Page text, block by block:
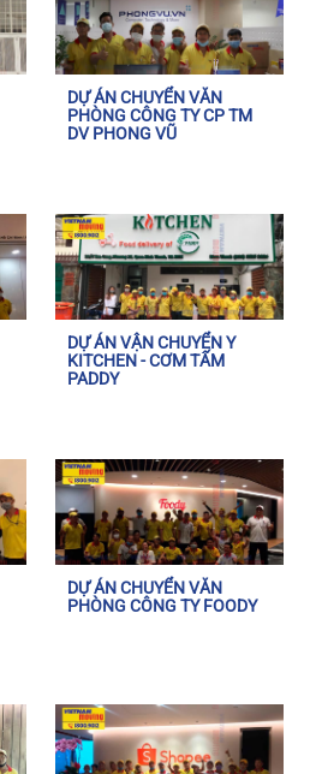
DỰ ÁN CHUYỂN VĂN
PHÒNG CÔNG TY CP TM
DV PHONG VŨ
DỰ ÁN VẬN CHUYỂN Y
KITCHEN - CƠM TẤM
PADDY
DỰ ÁN CHUYỂN VĂN
PHÒNG CÔNG TY FOODY